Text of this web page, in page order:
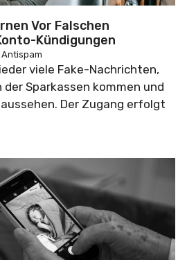
Vor Falschen
Kündigungen
Antispam
viele Fake-Nachrichten,
der Sparkassen kommen und
Der Zugang erfolgt